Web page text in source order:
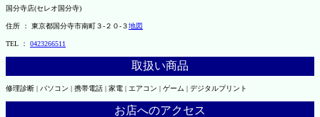
国分寺店(セレオ国分寺)
住所 ： 東京都国分寺市南町３-２０-３地図
TEL ： 0423266511
取扱い商品
修理診断 | パソコン | 携帯電話 | 家電 | エアコン | ゲーム | デジタルプリント
お店へのアクセス